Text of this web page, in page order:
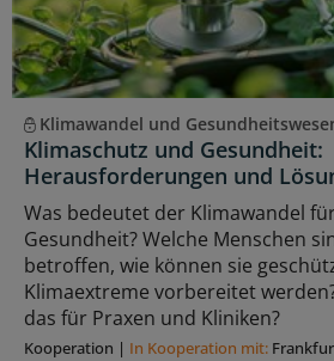
Klimawandel und
Klimaschutz und Gesundheit:
Herausforderungen und
Was bedeutet der Klimawandel
Gesundheit? Welche Menschen
betroffen, wie können sie
Klimaextreme vorbereitet
das für Praxen und Kliniken?
Kooperation | In Kooperation mit: